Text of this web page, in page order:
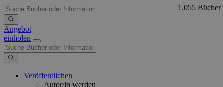
Angebot
einholen
Veröffentlichen
Autor/in werden
1.055 Bücher